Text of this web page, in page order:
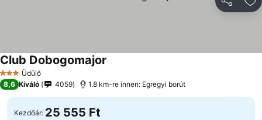
3 Kategória
Üdülő
Club Dobogomajor
8,6 Kiváló 4059 1.8 km-re innen: Egregyi borút
Kezdőár: 25 555 Ft